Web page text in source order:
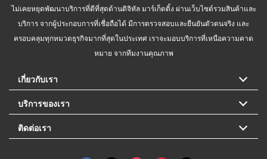
ไม่เคยหยุดพัฒนาบริการที่ดีที่สุดด้านดิจิทัล มาร์เก็ตติ้ง ผ่านเว็บไซต์รวมสินค้าและ
บริการ จากผู้ประกอบการที่เชื่อถือได้ มีการตรวจสอบและยืนยันตัวตนจริง และ
ครอบคลุมทุกหมวดธุรกิจมากที่สุดในประเทศ เราจะมอบบริการที่เหนือความคาด
หมาย จากทีมงานคุณภาพ
เกี่ยวกับเรา
บริการของเรา
ติดต่อเรา